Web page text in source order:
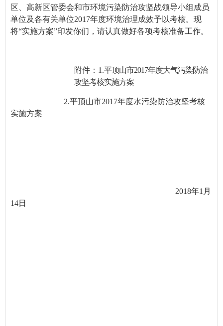
区、高新区管委会和市环境污染防治攻坚战领导小组成员
单位及各有关单位2017年度环境治理成效予以考核。现
将“实施方案”印发你们，请认真做好各项考核准备工作。
附件：1.平顶山市2017年度大气污染防治
攻坚考核实施方案
2.平顶山市2017年度水污染防治攻坚考核
实施方案
2018年1月
14日